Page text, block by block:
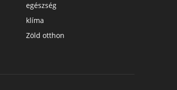
egészség
klíma
Zöld otthon